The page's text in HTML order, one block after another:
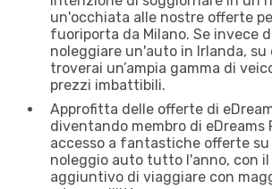
un'occhiata alle nostre offerte
fuoriporta da Milano. Se invece
noleggiare un'auto in Irlanda, su
troverai un’ampia gamma di
prezzi imbattibili.
Approfitta delle offerte di
diventando membro di eDreams
accesso a fantastiche offerte
noleggio auto tutto l'anno, con
aggiuntivo di viaggiare con